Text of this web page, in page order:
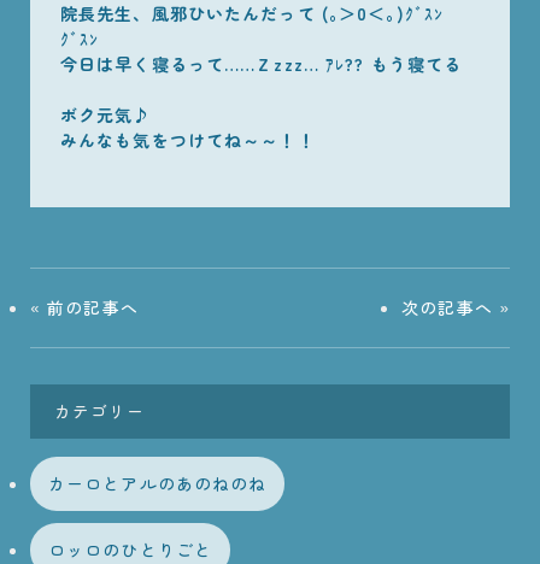
院長先生、風邪ひいたんだって (｡＞0＜｡)ｸﾞｽﾝ
ｸﾞｽﾝ
今日は早く寝るって……Ｚzzz… ｱﾚ?? もう寝てる
ボク元気♪
みんなも気をつけてね～～！！
«前の記事へ 次の記事へ »
カテゴリー
カーロとアルのあのねのね
ロッロのひとりごと